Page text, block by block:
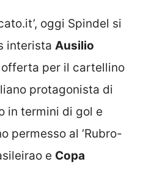
oggi Spindel si
interista Ausilio
per il cartellino
protagonista di
in termini di gol e
permesso al ‘Rubro-
e Copa